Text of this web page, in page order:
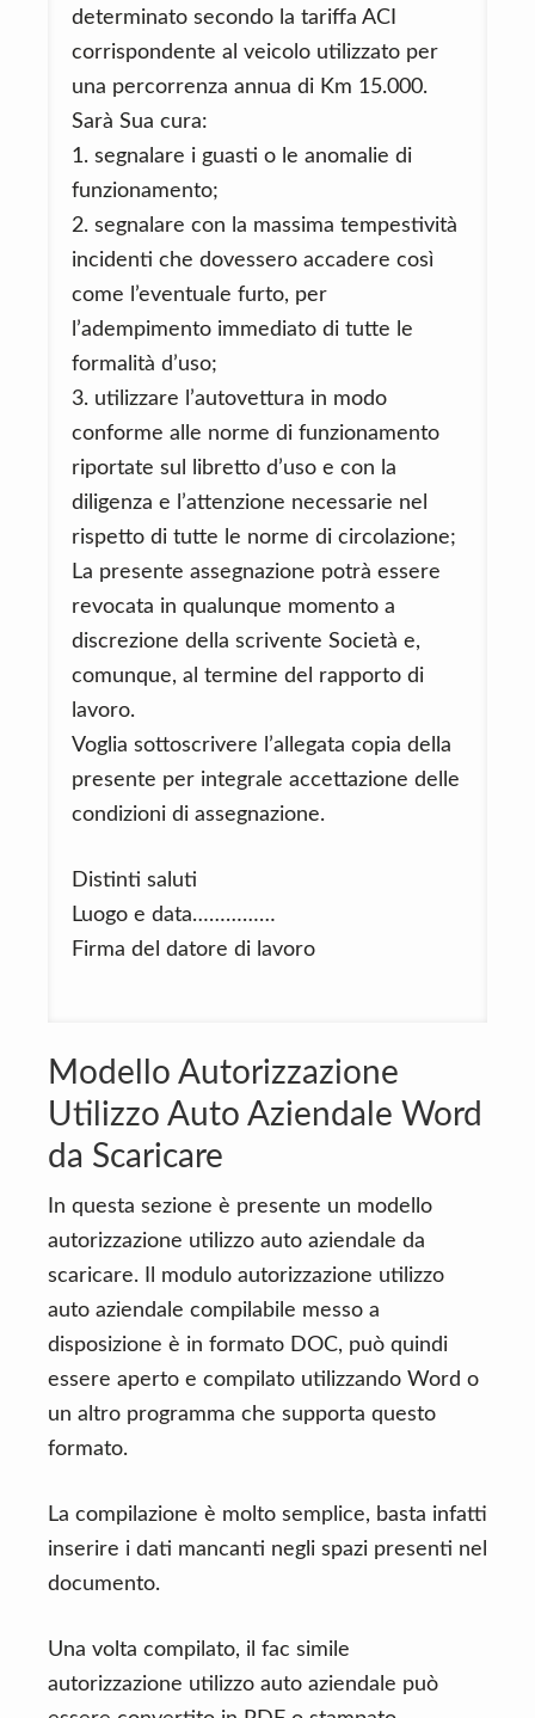
determinato secondo la tariffa ACI
corrispondente al veicolo utilizzato per
una percorrenza annua di Km 15.000.
Sarà Sua cura:
1. segnalare i guasti o le anomalie di
funzionamento;
2. segnalare con la massima tempestività
incidenti che dovessero accadere così
come l’eventuale furto, per
l’adempimento immediato di tutte le
formalità d’uso;
3. utilizzare l’autovettura in modo
conforme alle norme di funzionamento
riportate sul libretto d’uso e con la
diligenza e l’attenzione necessarie nel
rispetto di tutte le norme di circolazione;
La presente assegnazione potrà essere
revocata in qualunque momento a
discrezione della scrivente Società e,
comunque, al termine del rapporto di
lavoro.
Voglia sottoscrivere l’allegata copia della
presente per integrale accettazione delle
condizioni di assegnazione.
Distinti saluti
Luogo e data……………
Firma del datore di lavoro
Modello Autorizzazione
Utilizzo Auto Aziendale Word
da Scaricare
In questa sezione è presente un modello
autorizzazione utilizzo auto aziendale da
scaricare. Il modulo autorizzazione utilizzo
auto aziendale compilabile messo a
disposizione è in formato DOC, può quindi
essere aperto e compilato utilizzando Word o
un altro programma che supporta questo
formato.
La compilazione è molto semplice, basta infatti
inserire i dati mancanti negli spazi presenti nel
documento.
Una volta compilato, il fac simile
autorizzazione utilizzo auto aziendale può